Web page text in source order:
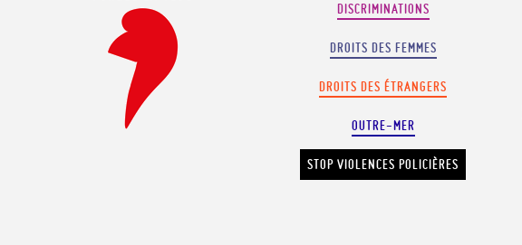
DISCRIMINATIONS
DROITS DES FEMMES
DROITS DES ÉTRANGERS
OUTRE-MER
STOP VIOLENCES POLICIÈRES